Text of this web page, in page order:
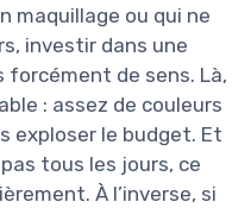
maquillage ou qui ne
investir dans une
forcément de sens. Là,
: assez de couleurs
exploser le budget. Et
tous les jours, ce
À l’inverse, si